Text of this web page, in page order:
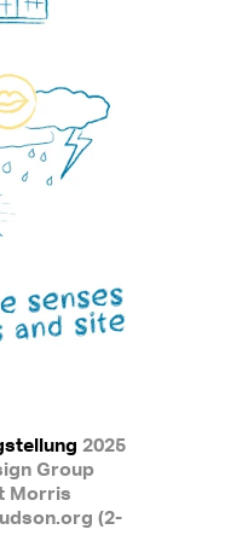
2025
Group
Morris
(2-